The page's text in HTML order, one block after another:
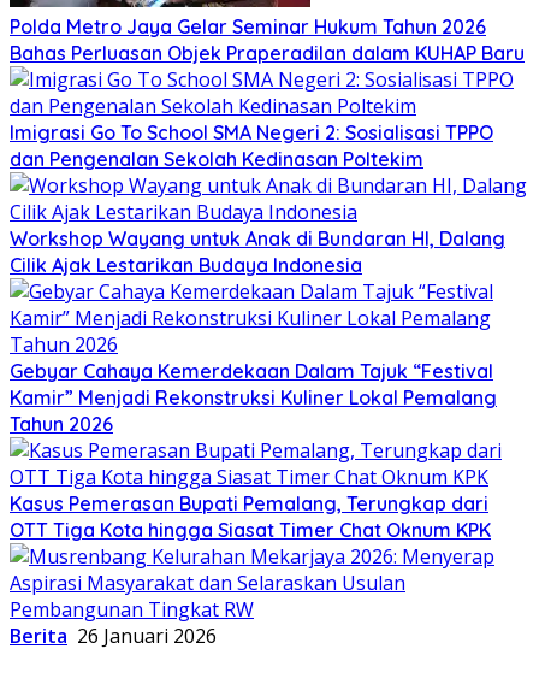
Polda Metro Jaya Gelar Seminar Hukum Tahun 2026
Bahas Perluasan Objek Praperadilan dalam KUHAP Baru
Imigrasi Go To School SMA Negeri 2: Sosialisasi TPPO
dan Pengenalan Sekolah Kedinasan Poltekim
Workshop Wayang untuk Anak di Bundaran HI, Dalang
Cilik Ajak Lestarikan Budaya Indonesia
Gebyar Cahaya Kemerdekaan Dalam Tajuk “Festival
Kamir” Menjadi Rekonstruksi Kuliner Lokal Pemalang
Tahun 2026
Kasus Pemerasan Bupati Pemalang, Terungkap dari
OTT Tiga Kota hingga Siasat Timer Chat Oknum KPK
Berita 26 Januari 2026